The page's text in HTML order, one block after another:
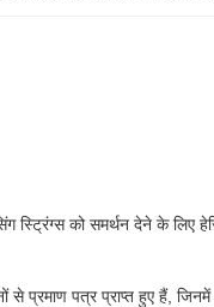
स्ट्रिंग्स को समर्थन देने के
से प्रमाण पत्र प्राप्त हुए हैं,